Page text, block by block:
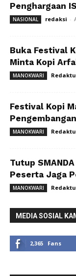
Penghargaan
NASIONAL redaksi -
Buka Festival
Minta Kopi
MANOKWARI
Festival Kopi
MANOKWARI
Tutup
Peserta Jaga
MANOKWARI
MEDIA SOSIAL
2,365 Fans